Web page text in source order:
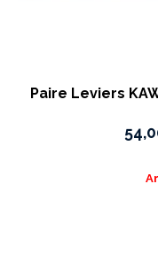
Paire Leviers